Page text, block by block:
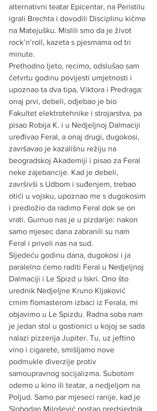
alternativni teatar Epicentar, na Peristilu
igrali Brechta i dovodili Disciplinu kičme
na Matejušku. Mislili smo da je život
rock’n’roll, kazeta s pjesmama od tri
minute.
Prethodno ljeto, recimo, odslušao sam
četvrtu godinu povijesti umjetnosti i
upoznao ta dva tipa, Viktora i Predraga:
onaj prvi, debeli, odjebao je bio
Fakultet elektrotehnike i strojarstva, pa
pisao Robija K. i u Nedjeljnoj Dalmaciji
uređivao Feral, a onaj drugi, dugokosi,
završavao je kazališnu režiju na
beogradskoj Akademiji i pisao za Feral
neke zajebancije. Kad je debeli,
završivši s Udbom i suđenjem, trebao
otići u vojsku, upoznao me s dugokosim
i predložio da radimo Feral dok se on
vrati. Gurnuo nas je u pizdarije: nakon
samo mjesec dana zabranili su nam
Feral i priveli nas na sud.
Sljedeću godinu dana, dugokosi i ja
paralelno ćemo raditi Feral u Nedjeljnoj
Dalmaciji i Le Spizd u Iskri. Ono što
urednik Nedjeljne Kruno Kljaković
crnim flomasterom izbaci iz Ferala, mi
objavimo u Le Spizdu. Radna soba nam
je jedan stol u gostionici u kojoj se sada
nalazi pizzerija Jupiter. Tu, uz jeftino
vino i cigarete, smišljamo nove
podmukle diverzije protiv
samoupravnog socijalizma. Subotom
odemo u kino ili teatar, a nedjeljom na
Poljud. Samo par mjeseci ranije, kad je
Slobodan Milošević postao predsjednik